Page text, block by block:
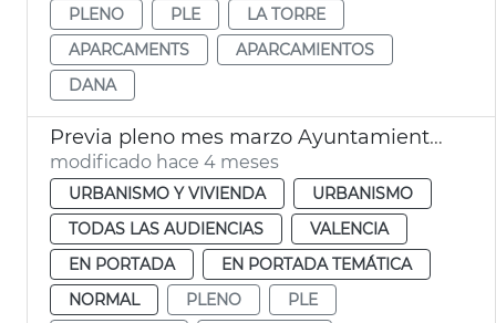
PLENO
PLE
LA TORRE
APARCAMENTS
APARCAMIENTOS
DANA
Previa pleno mes marzo Ayuntamiento València
modificado hace 4 meses
URBANISMO Y VIVIENDA
URBANISMO
TODAS LAS AUDIENCIAS
VALENCIA
EN PORTADA
EN PORTADA TEMÁTICA
NORMAL
PLENO
PLE